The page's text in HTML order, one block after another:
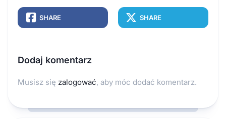
SHARE SHARE
Dodaj komentarz
Musisz się zalogować, aby móc dodać komentarz.